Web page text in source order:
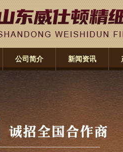
公司简介 新闻资讯